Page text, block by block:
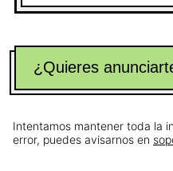
¿Quieres
Intentamos mantener toda la
error, puedes avisarnos en